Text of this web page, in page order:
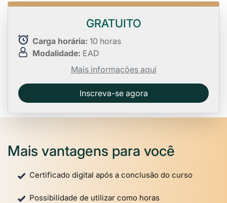
GRATUITO
Carga horária: 10 horas
Modalidade: EAD
Mais informações aqui
Inscreva-se agora
Mais vantagens para você
Certificado digital após a conclusão do curso
Possibilidade de utilizar como horas